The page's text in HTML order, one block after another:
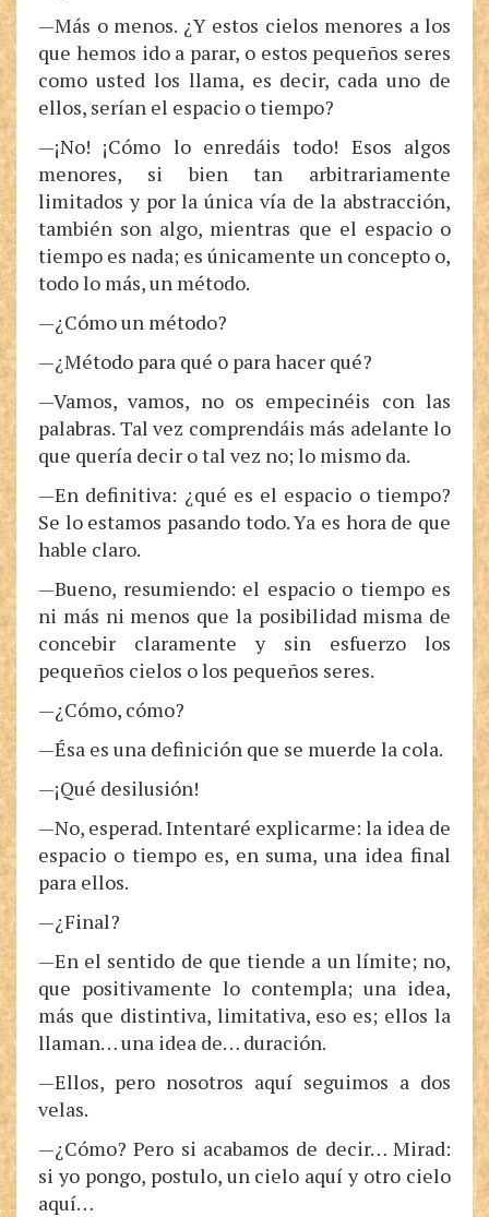
—Más o menos. ¿Y estos cielos menores a los
que hemos ido a parar, o estos pequeños seres
como usted los llama, es decir, cada uno de
ellos, serían el espacio o tiempo?
—¡No! ¡Cómo lo enredáis todo! Esos algos
menores, si bien tan arbitrariamente
limitados y por la única vía de la abstracción,
también son algo, mientras que el espacio o
tiempo es nada; es únicamente un concepto o,
todo lo más, un método.
—¿Cómo un método?
—¿Método para qué o para hacer qué?
—Vamos, vamos, no os empecinéis con las
palabras. Tal vez comprendáis más adelante lo
que quería decir o tal vez no; lo mismo da.
—En definitiva: ¿qué es el espacio o tiempo?
Se lo estamos pasando todo. Ya es hora de que
hable claro.
—Bueno, resumiendo: el espacio o tiempo es
ni más ni menos que la posibilidad misma de
concebir claramente y sin esfuerzo los
pequeños cielos o los pequeños seres.
—¿Cómo, cómo?
—Ésa es una definición que se muerde la cola.
—¡Qué desilusión!
—No, esperad. Intentaré explicarme: la idea de
espacio o tiempo es, en suma, una idea final
para ellos.
—¿Final?
—En el sentido de que tiende a un límite; no,
que positivamente lo contempla; una idea,
más que distintiva, limitativa, eso es; ellos la
llaman… una idea de… duración.
—Ellos, pero nosotros aquí seguimos a dos
velas.
—¿Cómo? Pero si acabamos de decir… Mirad:
si yo pongo, postulo, un cielo aquí y otro cielo
aquí…